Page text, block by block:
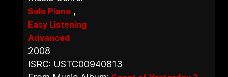
Solo Piano ,
Easy Listening
Advanced
2008
ISRC: USTC00940813